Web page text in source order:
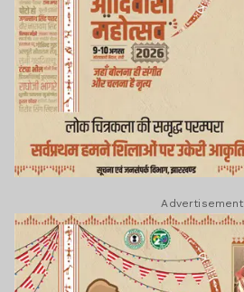
Advertisement